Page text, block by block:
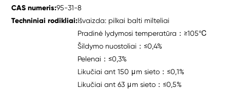
CAS numeris:95-31-8
Techniniai rodikliai:Išvaizda: pilkai balti milteliai
Pradinė lydymosi temperatūra：≥105℃
Šildymo nuostoliai：≤0,4%
Pelenai：≤0,3%
Likučiai ant 150 μm sieto：≤0,1%
Likučiai ant 63 μm sieto：≤0,5%